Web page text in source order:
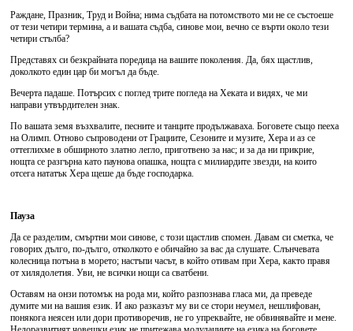
Раждане, Празник, Труд и Война; нима съдбата на потомството ми не се състоеше
от тези четири термина, а и вашата съдба, синове мои, вечно се върти около тези
четири стълба?
Представях си безкрайната поредица на вашите поколения. Да, бях щастлив,
доколкото един цар би могъл да бъде.
Вечерта падаше. Потърсих с поглед трите погледа на Хеката и видях, че ми
направи утвърдителен знак.
По вашата земя възхвалите, песните и танците продължаваха. Боговете също пееха
на Олимп. Отново съпроводени от Грациите, Сезоните и музите, Хера и аз се
оттеглихме в обширното златно легло, приготвено за нас; и за да ни прикрие,
нощта се разгърна като паунова опашка, нощта с милиардите звезди, на които
отсега нататък Хера щеше да бъде господарка.
Пауза
Да се разделим, смъртни мои синове, с този щастлив спомен. Давам си сметка, че
говорих дълго, по-дълго, отколкото е обичайно за вас да слушате. Слънчевата
колесница потъна в морето; настъпи часът, в който отивам при Хера, както правя
от хилядолетия. Уви, не всички нощи са сватбени.
Оставям на онзи потомък на рода ми, който разпознава гласа ми, да преведе
думите ми на вашия език. И ако разказът му ви се стори неумел, нешлифован,
понякога неясен или дори противоречив, не го упреквайте, не обвинявайте и мене.